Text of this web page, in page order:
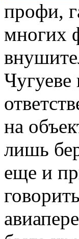
профи,
многих
Чугуеве
на
лишь
еще и